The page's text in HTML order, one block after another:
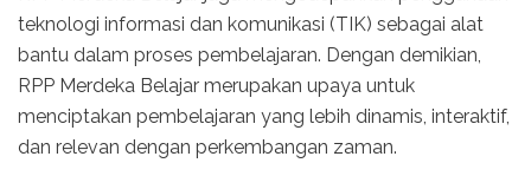
teknologi informasi dan komunikasi (TIK) sebagai alat
bantu dalam proses pembelajaran. Dengan demikian,
RPP Merdeka Belajar merupakan upaya untuk
menciptakan pembelajaran yang lebih dinamis, interaktif,
dan relevan dengan perkembangan zaman.